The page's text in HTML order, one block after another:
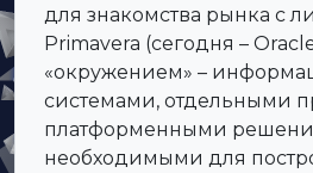
для знакомства рынка с
Primavera (сегодня –
«окружением» –
системами, отдельными
платформенными
необходимыми для